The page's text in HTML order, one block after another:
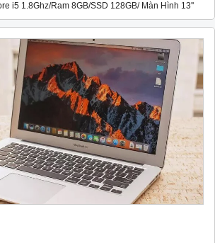
i5 1.8Ghz/Ram 8GB/SSD 128GB/ Màn Hình 13''